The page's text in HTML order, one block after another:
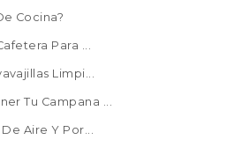
Cocina?
Para ...
Limpi...
Tu Campana ...
Aire Y Por...